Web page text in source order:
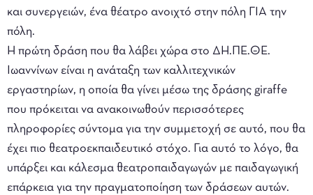
και συνεργειών, ένα θέατρο ανοιχτό στην πόλη ΓΙΑ την
πόλη.
Η πρώτη δράση που θα λάβει χώρα στο ΔΗ.ΠΕ.ΘΕ.
Ιωαννίνων είναι η ανάταξη των καλλιτεχνικών
εργαστηρίων, η οποία θα γίνει μέσω της δράσης giraffe
που πρόκειται να ανακοινωθούν περισσότερες
πληροφορίες σύντομα για την συμμετοχή σε αυτό, που θα
έχει πιο θεατροεκπαιδευτικό στόχο. Για αυτό το λόγο, θα
υπάρξει και κάλεσμα θεατροπαιδαγωγών με παιδαγωγική
επάρκεια για την πραγματοποίηση των δράσεων αυτών.